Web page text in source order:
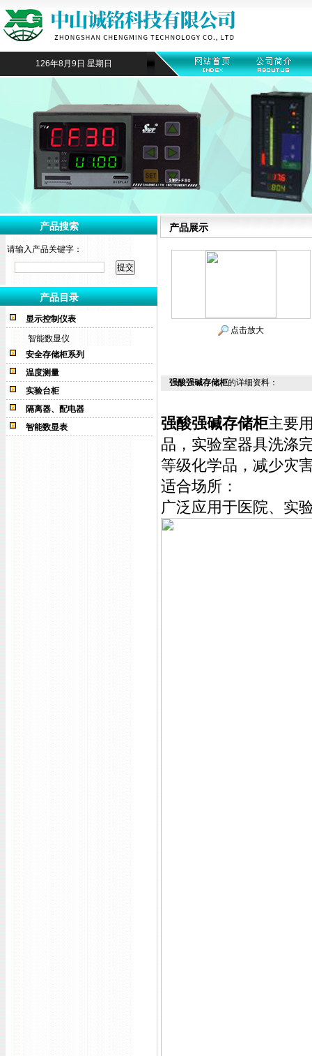
126年8月9日 星期日
产品搜索
请输入产品关键字：
产品目录
显示控制仪表
智能数显仪
安全存储柜系列
温度测量
实验台柜
隔离器、配电器
智能数显表
产品展示
点击放大
强酸强碱存储柜的详细资料：
强酸强碱存储柜主要
品，实验室器具洗涤
等级化学品，减少灾
适合场所：
广泛应用于医院、实